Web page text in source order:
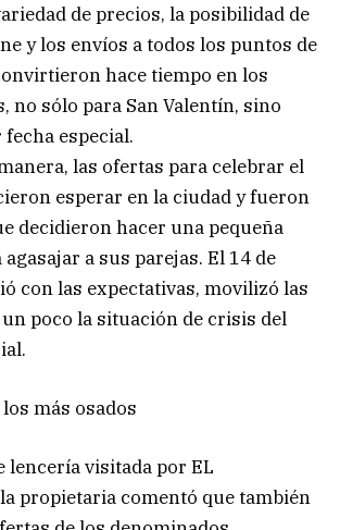
de precios, la posibilidad de
y los envíos a todos los puntos de
hace tiempo en los
no sólo para San Valentín, sino
especial.
las ofertas para celebrar el
esperar en la ciudad y fueron
decidieron hacer una pequeña
a sus parejas. El 14 de
con las expectativas, movilizó las
poco la situación de crisis del
más osados
lencería visitada por EL
la propietaria comentó que también